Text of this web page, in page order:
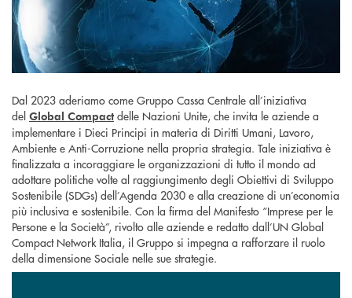
Dal 2023 aderiamo come Gruppo Cassa Centrale all’iniziativa
del Global Compact delle Nazioni Unite, che invita le aziende a
implementare i Dieci Principi in materia di Diritti Umani, Lavoro,
Ambiente e Anti-Corruzione nella propria strategia. Tale iniziativa è
finalizzata a incoraggiare le organizzazioni di tutto il mondo ad
adottare politiche volte al raggiungimento degli Obiettivi di Sviluppo
Sostenibile (SDGs) dell’Agenda 2030 e alla creazione di un’economia
più inclusiva e sostenibile. Con la firma del Manifesto “Imprese per le
Persone e la Società”, rivolto alle aziende e redatto dall’UN Global
Compact Network Italia, il Gruppo si impegna a rafforzare il ruolo
della dimensione Sociale nelle sue strategie.